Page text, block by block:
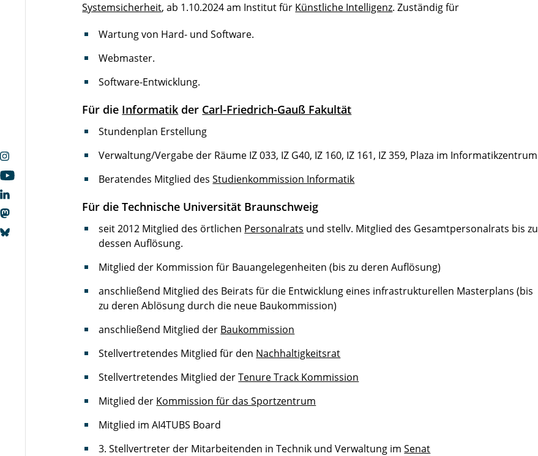
Systemsicherheit, ab 1.10.2024 am Institut für Künstliche Intelligenz. Zuständig für
Wartung von Hard- und Software.
Webmaster.
Software-Entwicklung.
Für die Informatik der Carl-Friedrich-Gauß Fakultät
Stundenplan Erstellung
Verwaltung/Vergabe der Räume IZ 033, IZ G40, IZ 160, IZ 161, IZ 359, Plaza im Informatikzentrum
Beratendes Mitglied desStudienkommission Informatik
Für die Technische Universität Braunschweig
seit 2012 Mitglied des örtlichen Personalrats und stellv. Mitglied des Gesamtpersonalrats bis zu
dessen Auflösung.
Mitglied der Kommission für Bauangelegenheiten (bis zu deren Auflösung)
anschließend Mitglied des Beirats für die Entwicklung eines infrastrukturellen Masterplans (bis
zu deren Ablösung durch die neue Baukommission)
anschließend Mitglied der Baukommission
Stellvertretendes Mitglied für den Nachhaltigkeitsrat
Stellvertretendes Mitglied derTenure Track Kommission
Mitglied der Kommission für das Sportzentrum
Mitglied im AI4TUBS Board
3. Stellvertreter der Mitarbeitenden in Technik und Verwaltung imSenat